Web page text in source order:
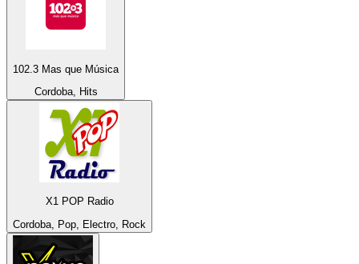
102.3 Mas que Música
Cordoba, Hits
X1 POP Radio
Cordoba, Pop, Electro, Rock